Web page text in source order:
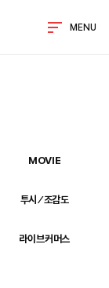
MENU
MOVIE
투시 ⁄ 조감도
라이브커머스